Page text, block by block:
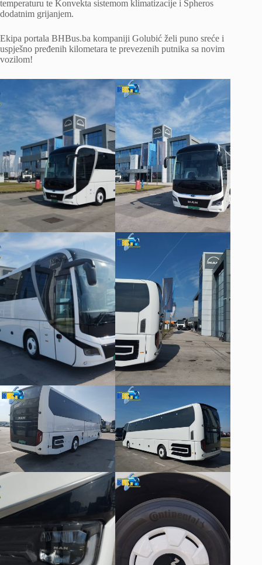
temperaturu te Konvekta sistemom klimatizacije i Spheros
dodatnim grijanjem.
Ekipa portala BHBus.ba kompaniji Golubić želi puno sreće i
uspješno pređenih kilometara te prevezenih putnika sa novim
vozilom!